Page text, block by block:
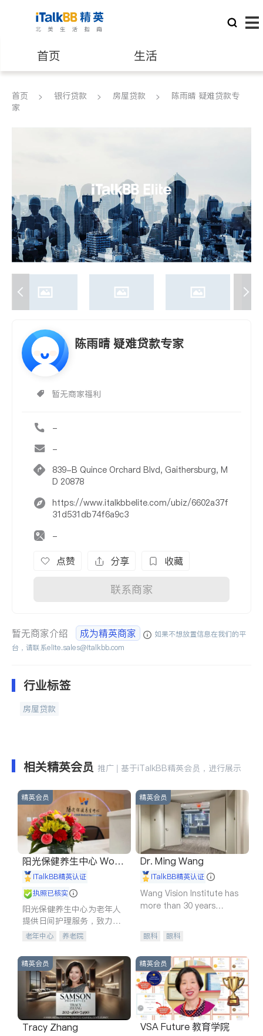
首页 生活
医生 律师
养老 非盈利组织
首页 银行贷款 房屋贷款
陈雨晴 疑难贷款专
家
陈雨晴 疑难贷款专家
暂无商家福利
-
-
839-B Quince Orchard Blvd, Gaithersburg, M
D 20878
https://www.italkbbelite.com/ubiz/6602a37f
31d531db74f6a9c3
-
点赞 分享 收藏
联系商家
暂无商家介绍 成为精英商家
如果不想放置信息在我们的平
台，请联系elite.sales@italkbb.com
行业标签
房屋贷款
相关精英会员 推广 | 基于iTalkBB精英会员，进行展示
精英会员
阳光保健养生中心 World
shine
iTalkBB精英认证
执照已核实
阳光保健养生中心为老年人
提供日间护理服务，致力于
通过持续的护理创新来有效
老年中心 养老院
精英会员
Dr. Ming Wang
iTalkBB精英认证
Wang Vision Institute has
more than 30 years
眼科 眼科
精英会员
Tracy Zhang
精英会员
VSA Future 教育学院